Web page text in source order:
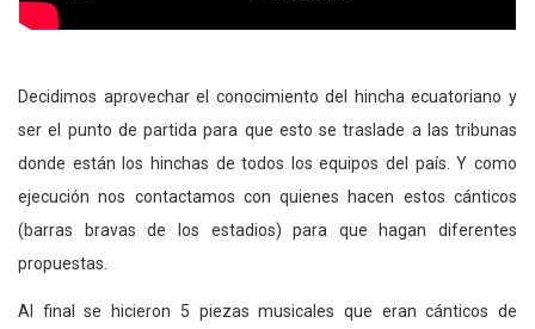
Decidimos aprovechar el conocimiento del hincha ecuatoriano y
ser el punto de partida para que esto se traslade a las tribunas
donde están los hinchas de todos los equipos del país. Y como
ejecución nos contactamos con quienes hacen estos cánticos
(barras bravas de los estadios) para que hagan diferentes
propuestas.
Al final se hicieron 5 piezas musicales que eran cánticos de